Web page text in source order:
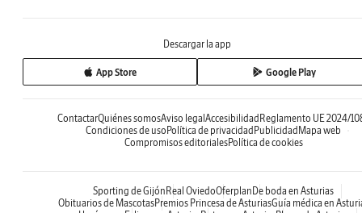
Descargar la app
App Store Google Play
ContactarQuiénes somosAviso legal Accesibilidad Reglamento UE 2024/
Condiciones de uso Política de privacidad Publicidad Mapa web
Compromisos editorialesPolítica de cookies
Sporting de Gijón Real OviedoOferplan De boda en Asturias
Obituarios de MascotasPremios Princesa de AsturiasGuía médica en